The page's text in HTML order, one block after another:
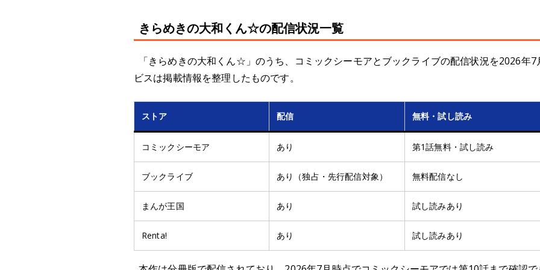
きらめきの大和くん☆の配信状況一覧
「きらめきの大和くん☆」のうち、コミックシーモアとブックライブの配信状況を2026年
ビスは掲載情報を整理したものです。
ストア 配信 無料・試し読み
コミックシーモア あり 第1話無料・試し読み
ブックライブ あり（独占・先行配信対象） 無料配信なし
まんが王国 あり 試し読みあり
Renta! あり 試し読みあり